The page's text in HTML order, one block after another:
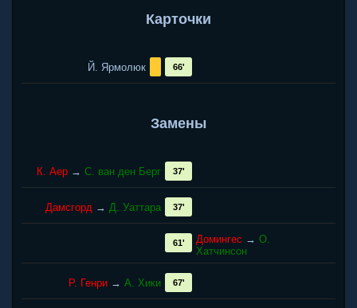
Карточки
Й. Ярмолюк 66'
Замены
К. Аер → С. ван ден Берг 37'
Дамсгорд → Д. Уаттара 37'
Домингес → О.
Хатчинсон
61'
Р. Генри → А. Хики 67'